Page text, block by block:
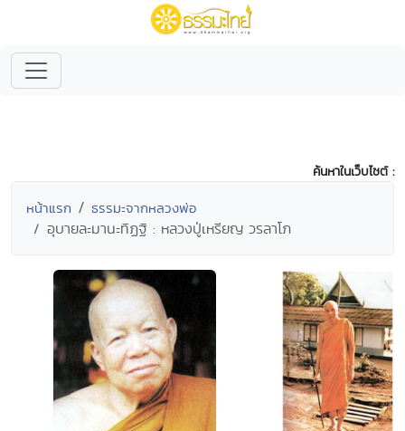
ค้นหาในเว็บไซต์ :
หน้าแรก ธรรมะจากหลวงพ่อ
อุบายละมานะทิฏฐิ : หลวงปู่เหรียญ วรลาโภ